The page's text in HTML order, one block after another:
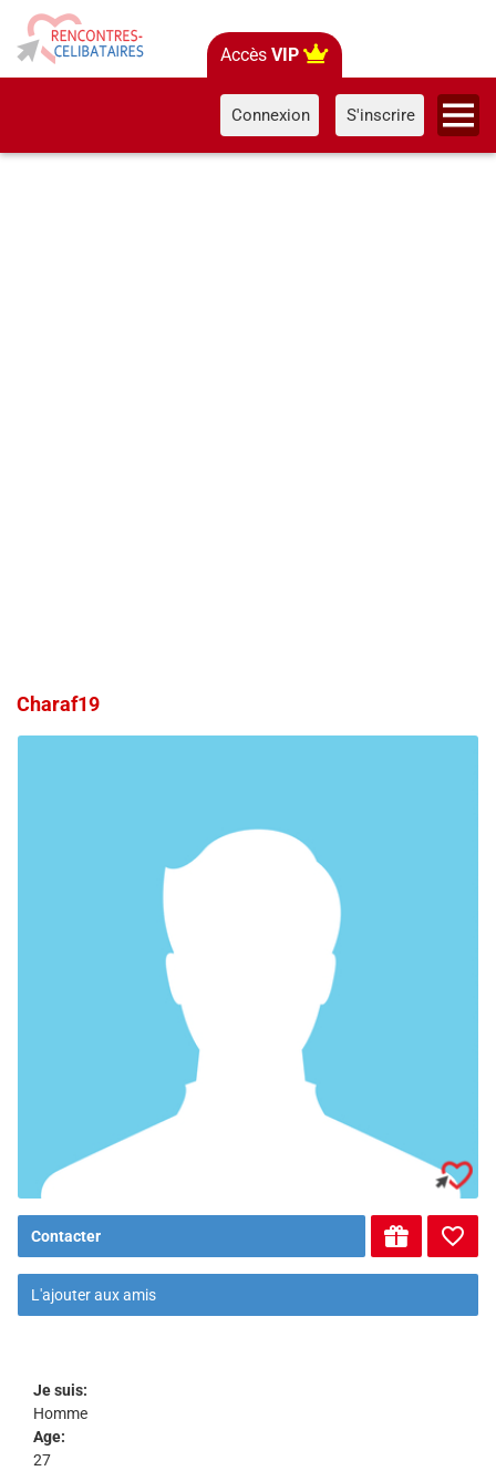
Accès VIP
Connexion S'inscrire
Charaf19
Contacter
L'ajouter aux amis
Je suis:
Homme
Age:
27